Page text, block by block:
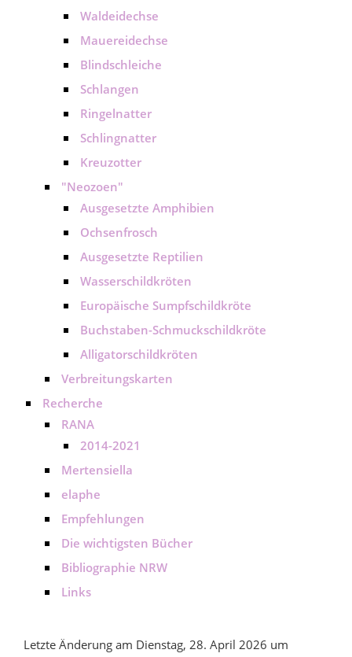
Waldeidechse
Mauereidechse
Blindschleiche
Schlangen
Ringelnatter
Schlingnatter
Kreuzotter
"Neozoen"
Ausgesetzte Amphibien
Ochsenfrosch
Ausgesetzte Reptilien
Wasserschildkröten
Europäische Sumpfschildkröte
Buchstaben-Schmuckschildkröte
Alligatorschildkröten
Verbreitungskarten
Recherche
RANA
2014-2021
Mertensiella
elaphe
Empfehlungen
Die wichtigsten Bücher
Bibliographie NRW
Links
Letzte Änderung am Dienstag, 28. April 2026 um